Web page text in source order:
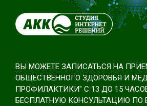
ВЫ МОЖЕТЕ ЗАПИСАТЬСЯ НА
ОБЩЕСТВЕННОГО ЗДОРОВЬЯ И
ПРОФИЛАКТИКИ" С 13 ДО 15
БЕСПЛАТНУЮ КОНСУЛЬТАЦИЮ ПО